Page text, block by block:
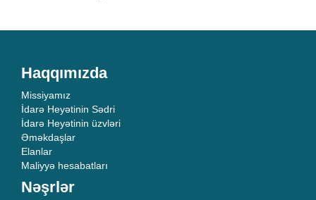
Haqqımızda
Missiyamız
İdarə Heyətinin Sədri
İdarə Heyətinin üzvləri
Əməkdaşlar
Elanlar
Maliyyə hesabatları
Nəşrlər